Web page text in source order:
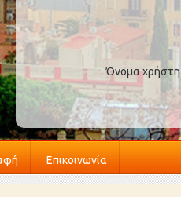
Όνομα χρήστη
Επικοινωνία